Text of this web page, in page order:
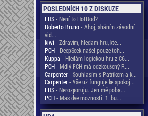
POSLEDNÍCH 10 Z DISKUZE
LHS- Není to HotRod?
Roberto Bruno- Ahoj, sháním závodní
vid...
kiwi - Zdravim, hledam hru, kte...
PCH- DeepSeek našel pouze toh...
Kuppa - Hledám logickou hru z C6...
PCH- Mdlý PCH má odzkoušený R...
Carpenter- Souhlasím s Patrikem a k...
Carpenter- Vše už funguje ke spokoj...
LHS- Nerozporuju. Jen mě poba...
PCH- Mas dve moznosti. 1. bu...